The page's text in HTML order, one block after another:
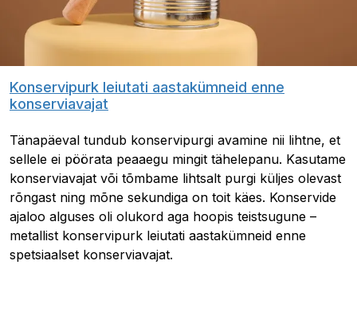
Konservipurk leiutati aastakümneid enne
konserviavajat
Tänapäeval tundub konservipurgi avamine nii lihtne, et
sellele ei pöörata peaaegu mingit tähelepanu. Kasutame
konserviavajat või tõmbame lihtsalt purgi küljes olevast
rõngast ning mõne sekundiga on toit käes. Konservide
ajaloo alguses oli olukord aga hoopis teistsugune –
metallist konservipurk leiutati aastakümneid enne
spetsiaalset konserviavajat.